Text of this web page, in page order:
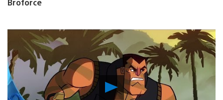
Broforce
Reproducir
vídeo